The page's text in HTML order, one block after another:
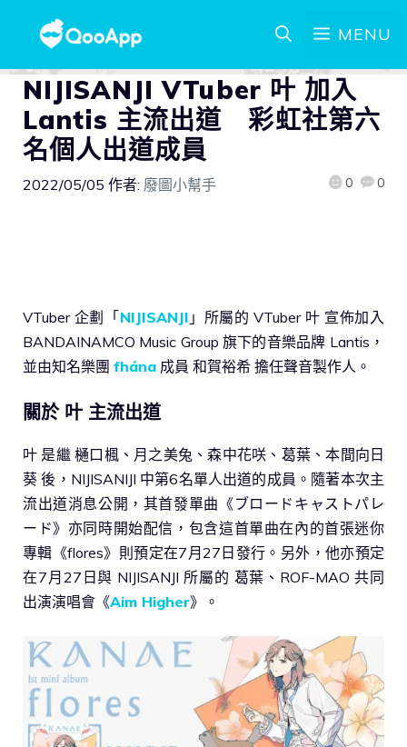
MENU
NIJISANJI VTuber 叶 加入
Lantis 主流出道 彩虹社第六
名個人出道成員
2022/05/05 作者: 廢圖小幫手 0 0
VTuber 企劃「NIJISANJI 」所屬的 VTuber 叶 宣佈加入
BANDAINAMCO Music Group 旗下的音樂品牌 Lantis，
並由知名樂團 fhána 成員 和賀裕希 擔任聲音製作人。
關於 叶 主流出道
叶 是繼 樋口楓、月之美兔、森中花咲、葛葉、本間向日
葵 後，NIJISANIJI 中第6名單人出道的成員。隨著本次主
流出道消息公開，其首發單曲《ブロードキャストパレ
ード》亦同時開始配信，包含這首單曲在內的首張迷你
專輯《flores》則預定在7月27日發行。另外，他亦預定
在7月27日與 NIJISANJI 所屬的 葛葉、ROF-MAO 共同
出演演唱會《Aim Higher》。